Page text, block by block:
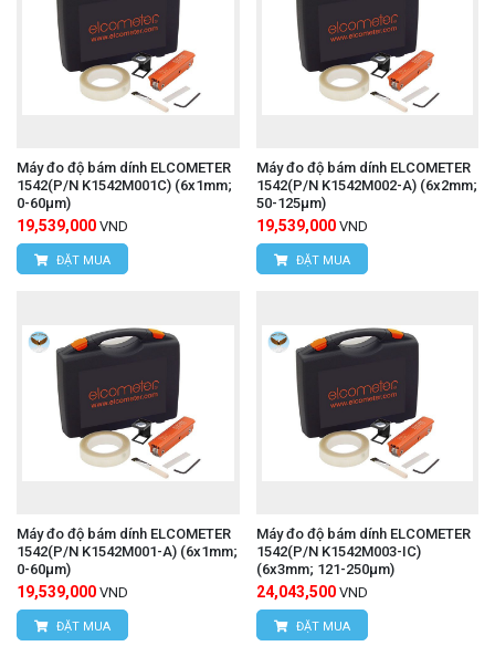
Máy đo độ bám dính ELCOMETER
1542(P/N K1542M001C) (6x1mm;
0-60μm)
19,539,000 VND
ĐẶT MUA
Máy đo độ bám dính ELCOMETER
1542(P/N K1542M002-A) (6x2mm;
50-125μm)
19,539,000 VND
ĐẶT MUA
Máy đo độ bám dính ELCOMETER
1542(P/N K1542M001-A) (6x1mm;
0-60μm)
19,539,000 VND
ĐẶT MUA
Máy đo độ bám dính ELCOMETER
1542(P/N K1542M003-IC)
(6x3mm; 121-250μm)
24,043,500 VND
ĐẶT MUA